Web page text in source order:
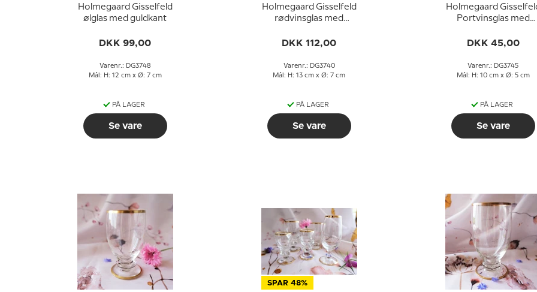
Holmegaard Gisselfeld
ølglas med guldkant
DKK 99,00
Varenr.: DG3748
Mål: H: 12 cm x Ø: 7 cm
PÅ LAGER
Se vare
Holmegaard Gisselfeld
rødvinsglas med
DKK 112,00
Varenr.: DG3740
Mål: H: 13 cm x Ø: 7 cm
PÅ LAGER
Se vare
Holmegaard
Portvinsglas med
DKK 45,00
Varenr.: DG3745
Mål: H: 10 cm x Ø: 5 cm
PÅ LAGER
Se vare
SPAR 48%